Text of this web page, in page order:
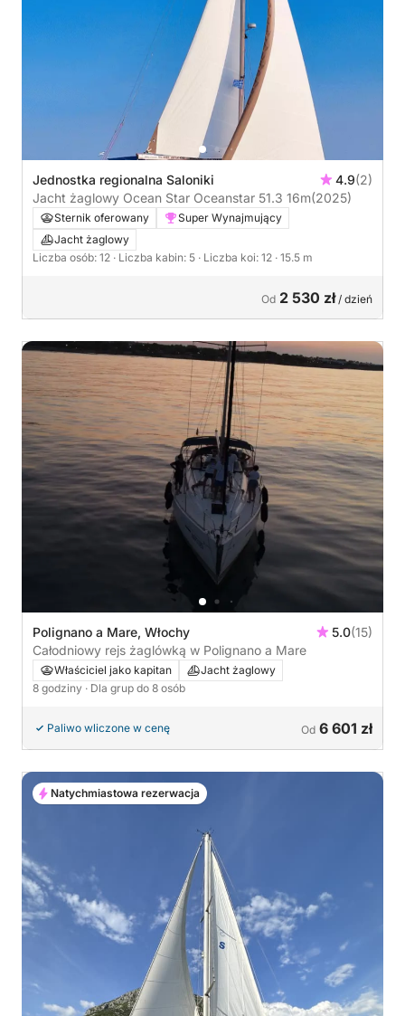
Jednostka regionalna Saloniki 4.9(2)
Jacht żaglowy Ocean Star Oceanstar 51.3 16m(2025)
Sternik oferowany
Super Wynajmujący
Jacht żaglowy
Liczba osób: 12 · Liczba kabin: 5 · Liczba koi: 12 · 15.5 m
Od 2 530 zł/ dzień
Polignano a Mare, Włochy 5.0(15)
Całodniowy rejs żaglówką w Polignano a Mare
Właściciel jako kapitan
Jacht żaglowy
8 godziny · Dla grup do 8 osób
Paliwo wliczone w cenę Od 6 601 zł
Natychmiastowa rezerwacja